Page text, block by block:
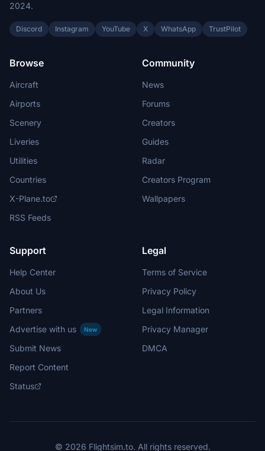
2024.
Discord Instagram YouTube X WhatsApp TrustPilot
Browse
Aircraft
Airports
Scenery
Liveries
Utilities
Countries
X-Plane.to
RSS Feeds
Community
News
Forums
Creators
Guides
Radar
Creators Program
Wallpapers
Support
Help Center
About Us
Partners
Advertise with us
New
Submit News
Report Content
Status
Legal
Terms of Service
Privacy Policy
Legal Information
Privacy Manager
DMCA
© 2026 Flightsim.to. All rights reserved.